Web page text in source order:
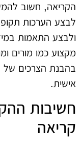
הקריאה, חשוב
לבצע הערכות
ולבצע התאמות
מקצוע כמו מורים
בהבנת הצרכים של
אישית.
חשיבות
קריאה